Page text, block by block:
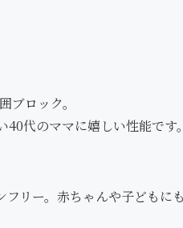
ロック。
40代のママに嬉しい性能です。
フリー。赤ちゃんや子どもに